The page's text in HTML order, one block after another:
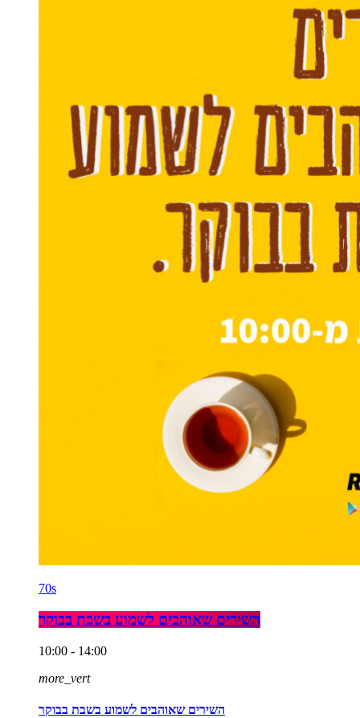
70s
השירים שאוהבים לשמוע בשבת בבוקר
10:00 - 14:00
more_vert
השירים שאוהבים לשמוע בשבת בבוקר